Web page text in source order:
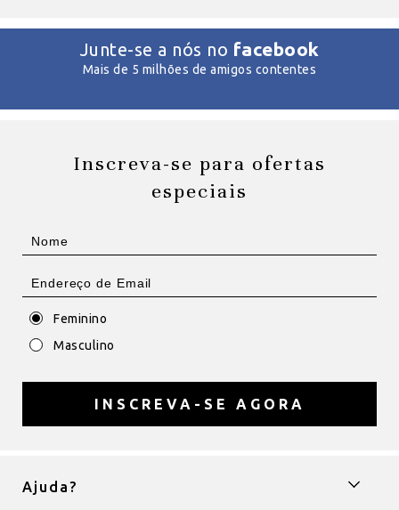
Junte-se a nós no facebook
Mais de 5 milhões de amigos contentes
Inscreva-se para ofertas
especiais
Feminino
Masculino
INSCREVA-SE AGORA
Ajuda?